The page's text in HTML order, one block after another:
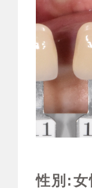
性別: